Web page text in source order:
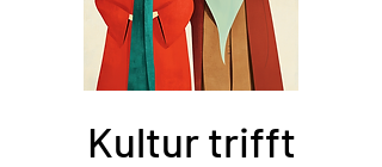
Kultur trifft